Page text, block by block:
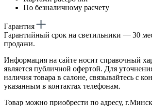
По безналичному расчету
Гарантия
Гарантийный срок на светильники — 30
продажи.
Информация на сайте носит справочный
является публичной офертой. Для
наличия товара в салоне, связывайтесь с
указанным в контактах телефонам.
Товар можно приобрести по адресу,